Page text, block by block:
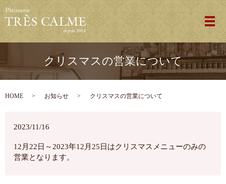
メ
クリスマスの営業について
HOME お知らせ クリスマスの営業について
2023/11/16
12月22日～2023年12月25日はクリスマスメニューのみの
営業となります。